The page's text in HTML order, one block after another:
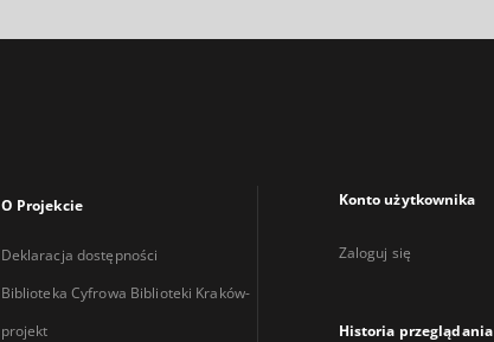
O Projekcie
Deklaracja dostępności
Biblioteka Cyfrowa Biblioteki Kraków-
projekt
Konto użytkownika
Zaloguj się
Historia przeglądania